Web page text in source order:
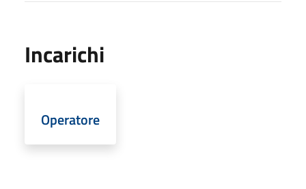
Incarichi
Operatore